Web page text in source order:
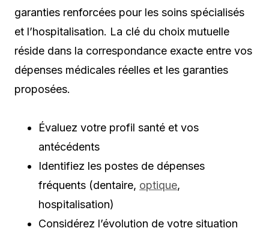
garanties renforcées pour les soins spécialisés
et l’hospitalisation. La clé du choix mutuelle
réside dans la correspondance exacte entre vos
dépenses médicales réelles et les garanties
proposées.
Évaluez votre profil santé et vos
antécédents
Identifiez les postes de dépenses
fréquents (dentaire, optique,
hospitalisation)
Considérez l’évolution de votre situation